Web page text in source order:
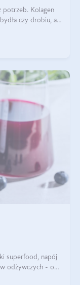
potrzeb. Kolagen
czy drobiu, a
superfood, napój
odżywczych - o